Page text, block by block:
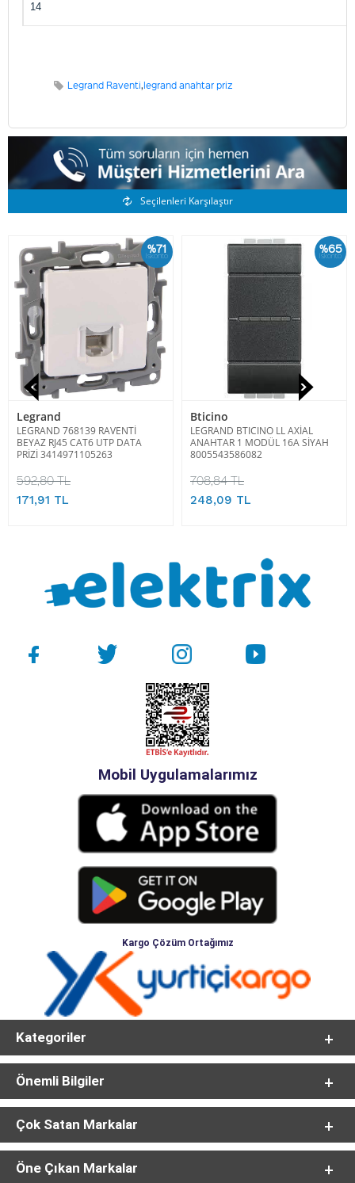
14
Legrand Raventi,legrand anahtar priz
Benzer Ürünler
Seçilenleri Karşılaştır
%71
İskonto
Legrand
LEGRAND 768139 RAVENTİ
BEYAZ RJ45 CAT6 UTP DATA
PRİZİ 3414971105263
592,80 TL
171,91 TL
%65
İskonto
Bticino
LEGRAND BTICINO LL AXİAL
ANAHTAR 1 MODÜL 16A SİYAH
8005543586082
708,84 TL
248,09 TL
Mobil Uygulamalarımız
Kargo Çözüm Ortağımız
Kategoriler
Önemli Bilgiler
Çok Satan Markalar
Öne Çıkan Markalar